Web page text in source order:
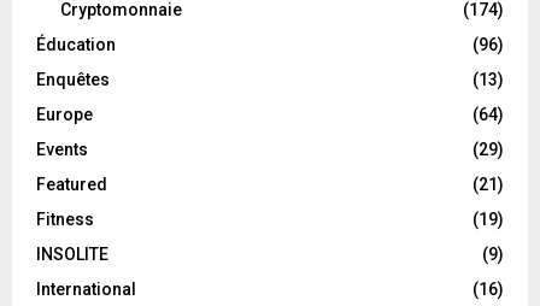
Cryptomonnaie
(174)
Éducation
(96)
Enquêtes
(13)
Europe
(64)
Events
(29)
Featured
(21)
Fitness
(19)
INSOLITE
(9)
International
(16)